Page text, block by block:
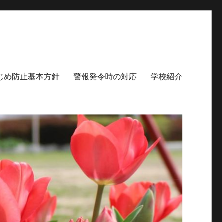
め防止基本方針 警報発令時の対応 学校紹介